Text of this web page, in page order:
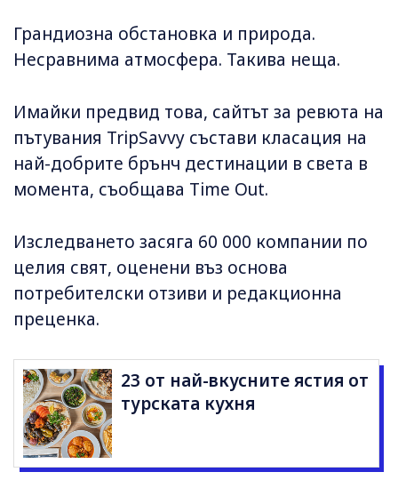
Грандиозна обстановка и природа.
Несравнима атмосфера. Такива неща.
Имайки предвид това, сайтът за ревюта на
пътувания TripSavvy състави класация на
най-добрите брънч дестинации в света в
момента, съобщава Time Out.
Изследването засяга 60 000 компании по
целия свят, оценени въз основа
потребителски отзиви и редакционна
преценка.
23 от най-вкусните ястия от
турската кухня